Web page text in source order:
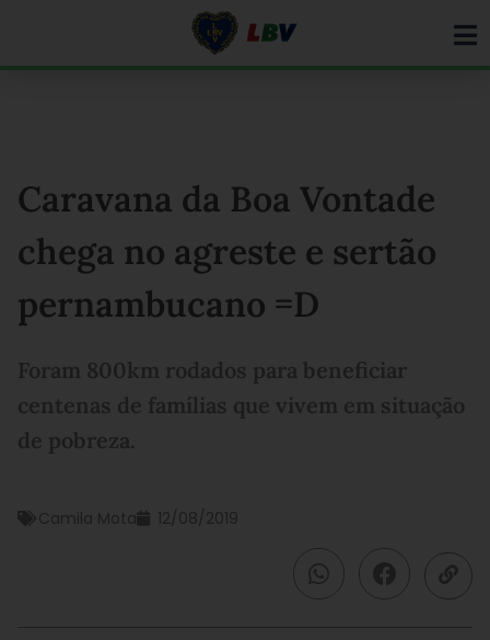
Caravana da Boa Vontade
chega no agreste e sertão
pernambucano =D
Foram 800km rodados para beneficiar
centenas de famílias que vivem em situação
de pobreza.
Camila Mota 12/08/2019